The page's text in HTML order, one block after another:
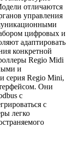
отличаются
управления
цифровых и
адаптировать
конкретной
Regio Midi
и
серия Regio Mini,
Они
с
с
легко